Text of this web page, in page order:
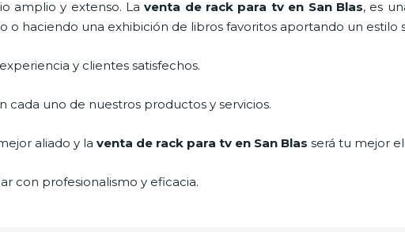
amplio y extenso. Laventa de rack para tv en San Blas, es
o haciendo una exhibición de libros favoritos aportando un estilo
y clientes satisfechos.
cada uno de nuestros productos y servicios.
aliado y la venta de rack para tv en San Blas será tu mejor
con profesionalismo y eficacia.